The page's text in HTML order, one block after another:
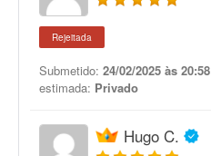
Rejeitada
Submetido: 24/02/2025 às 20:58
estimada: Privado
Hugo C.